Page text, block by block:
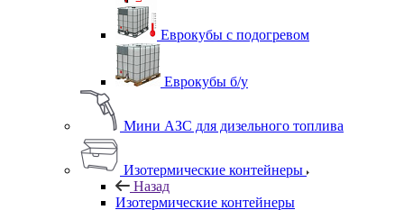
Еврокубы с подогревом
Еврокубы б/у
Мини АЗС для дизельного топлива
Изотермические контейнеры
Назад
Изотермические контейнеры